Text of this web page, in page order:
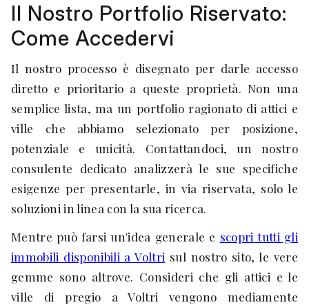
Il Nostro Portfolio Riservato:
Come Accedervi
Il nostro processo è disegnato per darle accesso
diretto e prioritario a queste proprietà. Non una
semplice lista, ma un portfolio ragionato di attici e
ville che abbiamo selezionato per posizione,
potenziale e unicità. Contattandoci, un nostro
consulente dedicato analizzerà le sue specifiche
esigenze per presentarle, in via riservata, solo le
soluzioni in linea con la sua ricerca.
Mentre può farsi un'idea generale e scopri tutti gli
immobili disponibili a Voltri sul nostro sito, le vere
gemme sono altrove. Consideri che gli attici e le
ville di pregio a Voltri vengono mediamente